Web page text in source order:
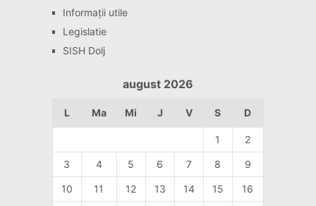
Informaţii utile
Legislatie
SISH Dolj
august 2026
L Ma Mi J V S D
1 2
3 4 5 6 7 8 9
10 11 12 13 14 15 16